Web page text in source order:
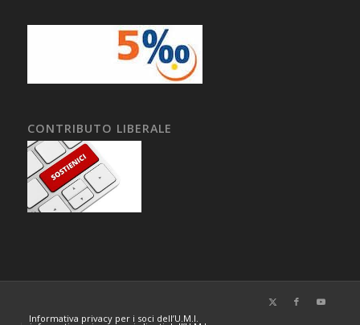
CONTRIBUTO LIBERALE
Informativa privacy per i soci dell’U.M.I.